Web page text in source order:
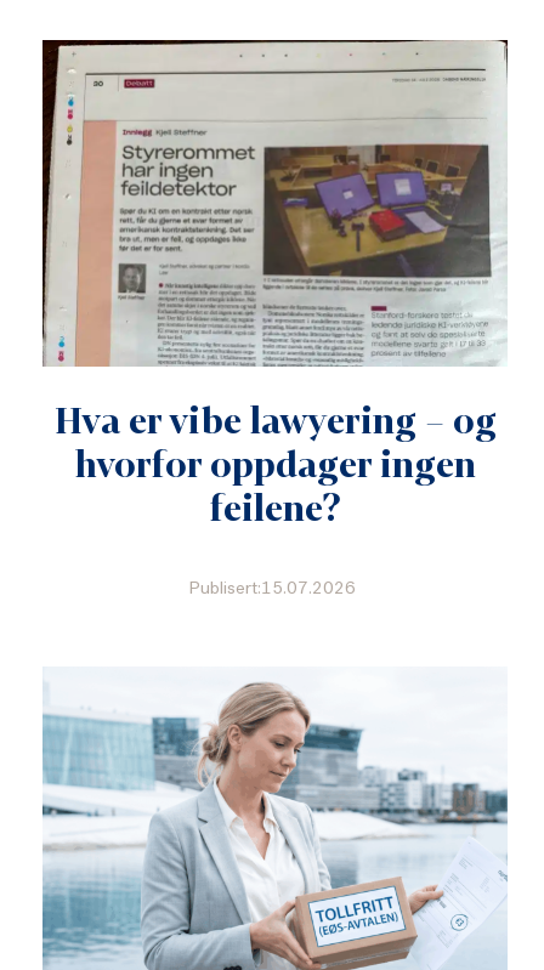
Hva er vibe lawyering – og
hvorfor oppdager ingen
feilene?
Publisert:15.07.2026